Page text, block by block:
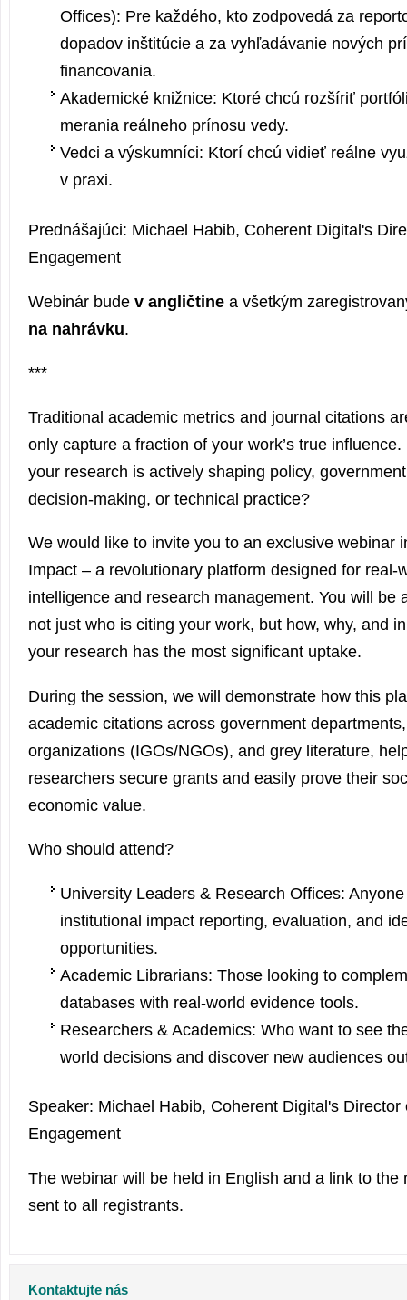
Offices): Pre každého, kto zodpovedá za
dopadov inštitúcie a za vyhľadávanie nových
financovania.
Akademické knižnice: Ktoré chcú rozšíriť
merania reálneho prínosu vedy.
Vedci a výskumníci: Ktorí chcú vidieť reálne
v praxi.
Prednášajúci: Michael Habib, Coherent Digital's
Engagement
Webinár bude v angličtine a všetkým
na nahrávku.
***
Traditional academic metrics and journal citations
only capture a fraction of your work’s true
your research is actively shaping policy,
decision-making, or technical practice?
We would like to invite you to an exclusive webinar
Impact – a revolutionary platform designed for real-
intelligence and research management. You will be
not just who is citing your work, but how, why, and
your research has the most significant uptake.
During the session, we will demonstrate how this
academic citations across government
organizations (IGOs/NGOs), and grey literature,
researchers secure grants and easily prove their
economic value.
Who should attend?
University Leaders & Research Offices:
institutional impact reporting, evaluation, and
opportunities.
Academic Librarians: Those looking to
databases with real-world evidence tools.
Researchers & Academics: Who want to see
world decisions and discover new audiences
Speaker: Michael Habib, Coherent Digital's Director
Engagement
The webinar will be held in English and a link to the
sent to all registrants.
Kontaktujte nás